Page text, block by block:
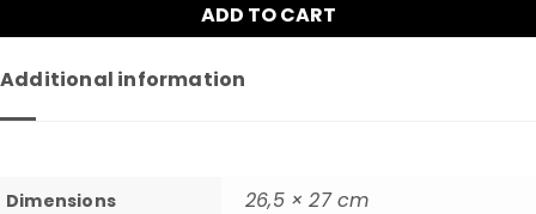
ADD TO CART
Additional information
Dimensions 26,5 × 27 cm